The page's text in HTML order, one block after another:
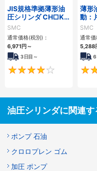
JIS規格準拠薄形油
圧シリンダ CH□KD
シリーズ
SMC
通常価格(税別)：
6,971円～
3日目～
薄形
動：
SMC
通常価
5,288
6
油圧シリンダに関連
ポンプ 石油
クロロプレン ゴム
加圧 ポンプ